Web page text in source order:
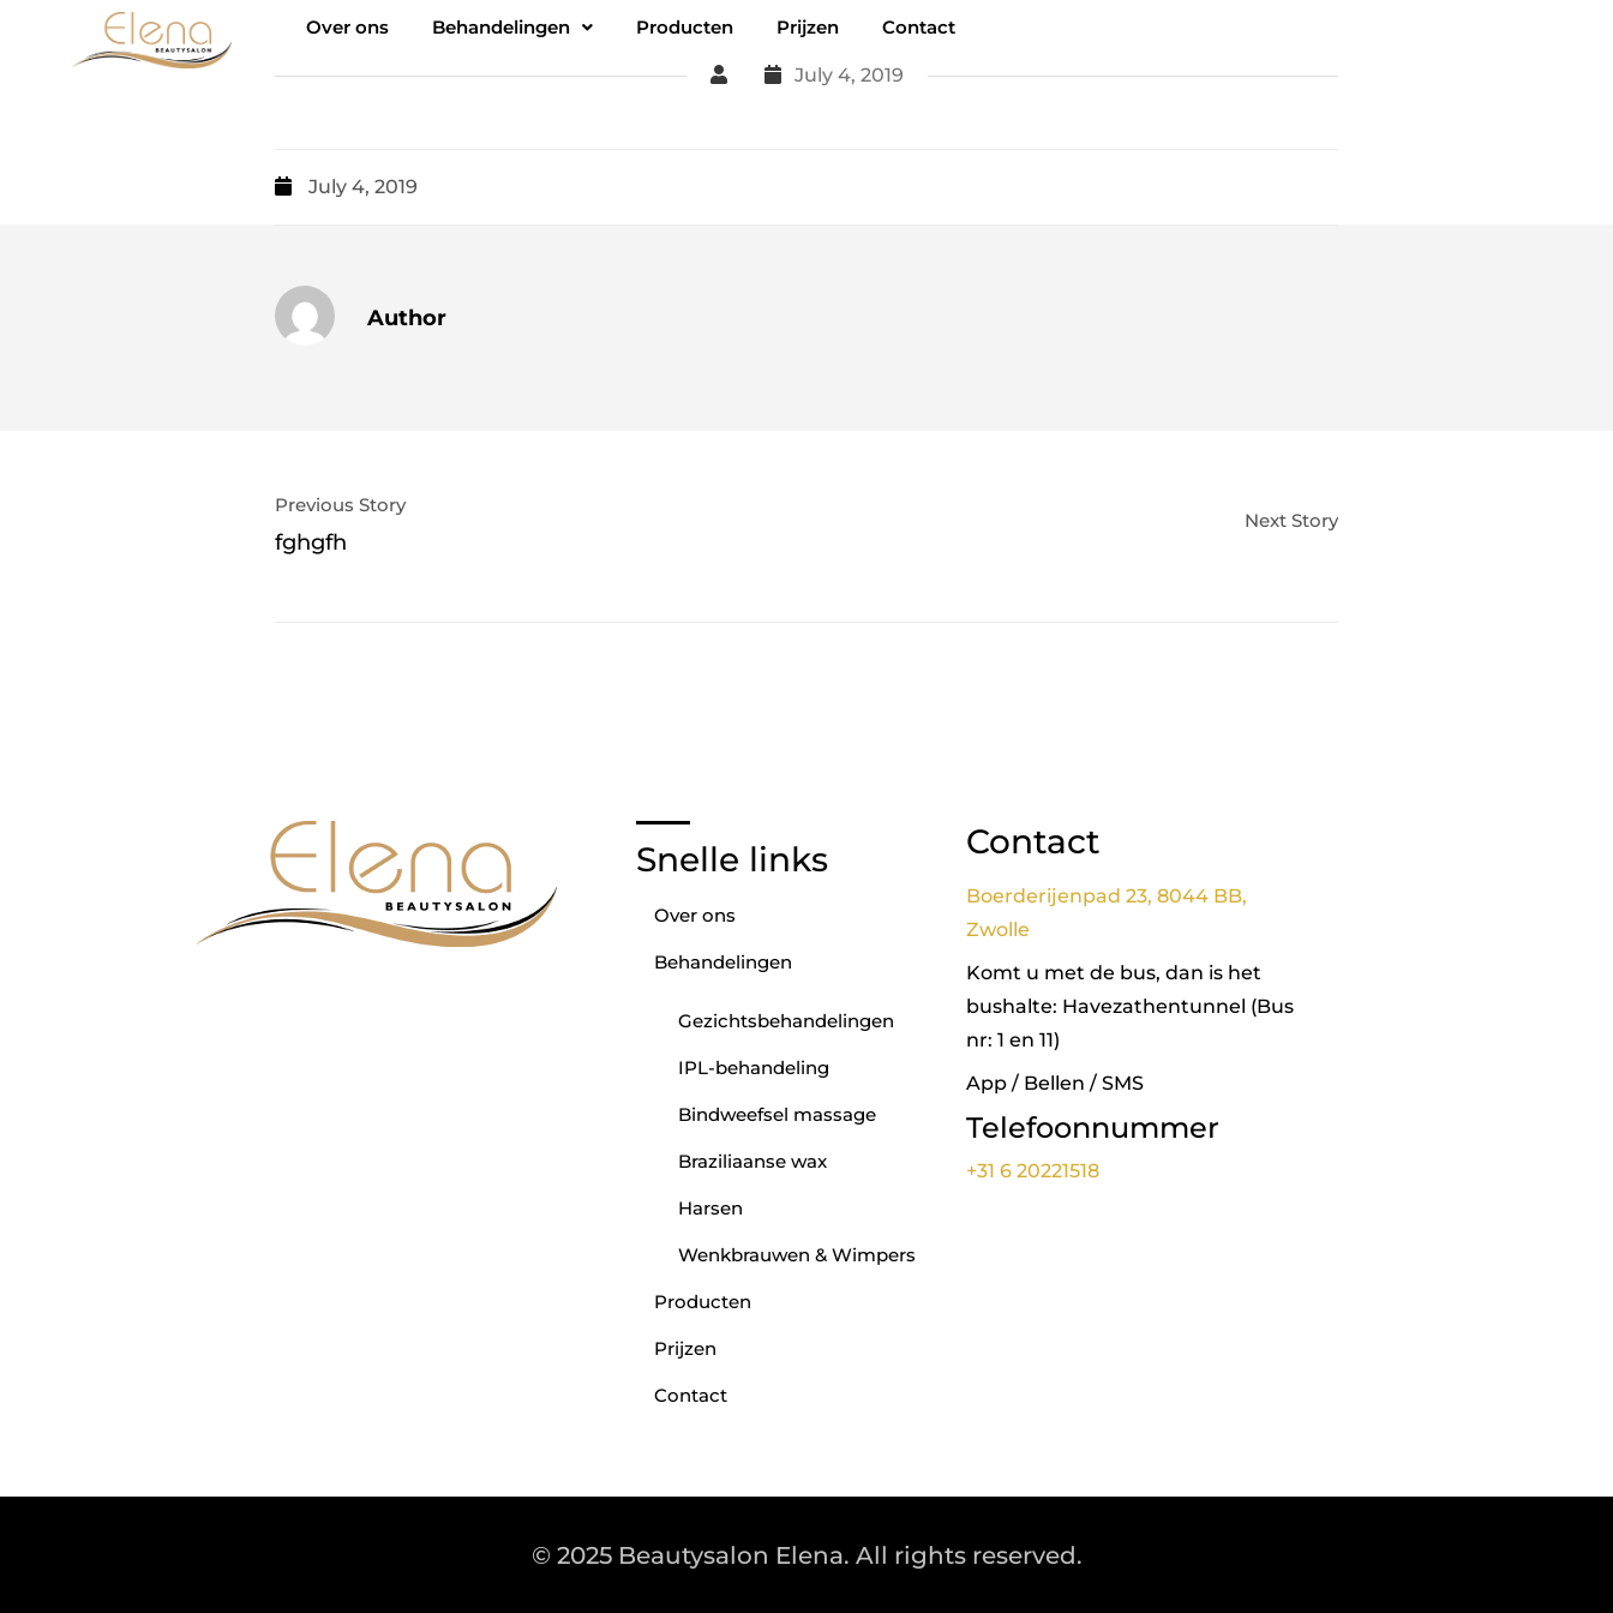
Over ons Behandelingen Producten Prijzen Contact
July 4, 2019
July 4, 2019
Author
Previous Story
fghgfh
Next Story
Snelle links
Over ons
Behandelingen
Gezichtsbehandelingen
IPL-behandeling
Bindweefsel massage
Braziliaanse wax
Harsen
Wenkbrauwen & Wimpers
Producten
Prijzen
Contact
Contact
Boerderijenpad 23, 8044 BB,
Zwolle
Komt u met de bus, dan is het
bushalte: Havezathentunnel (Bus
nr: 1 en 11)
App / Bellen / SMS
Telefoonnummer
+31 6 20221518
© 2025 Beautysalon Elena. All rights reserved.